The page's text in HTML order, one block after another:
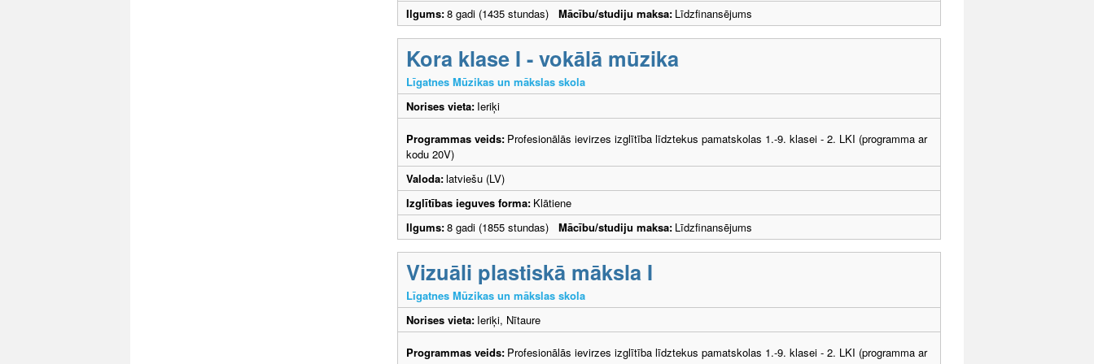
Ilgums:8 gadi (1435 stundas) Mācību/studiju maksa: Līdzfinansējums
Kora klase I - vokālā mūzika
Līgatnes Mūzikas un mākslas skola
Norises vieta: Ieriķi
Programmas veids: Profesionālās ievirzes izglītība līdztekus pamatskolas 1.-9. klasei - 2. LKI (programma ar
kodu 20V)
Valoda:latviešu (LV)
Izglītības ieguves forma: Klātiene
Ilgums:8 gadi (1855 stundas) Mācību/studiju maksa: Līdzfinansējums
Vizuāli plastiskā māksla I
Līgatnes Mūzikas un mākslas skola
Norises vieta: Ieriķi, Nītaure
Programmas veids: Profesionālās ievirzes izglītība līdztekus pamatskolas 1.-9. klasei - 2. LKI (programma ar